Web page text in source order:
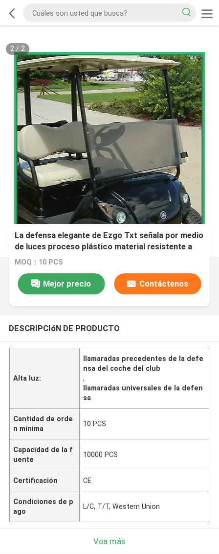
2/ 2
La defensa elegante de Ezgo Txt señala por medio
de luces proceso plástico material resistente a
los choques de la inyección
MOQ：10 PCS
Mejor precio Contáctenos
DESCRIPCIóN DE PRODUCTO
Alta luz:
llamaradas precedentes de la defe
nsa del coche del club
,
llamaradas universales de la defen
sa
Cantidad de orde
n mínima
10 PCS
Capacidad de la f
uente
10000 PCS
Certificación CE
Condiciones de p
ago
L/C, T/T, Western Union
Vea más